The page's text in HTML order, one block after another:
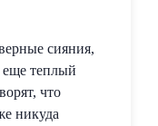
сияния,
еще теплый
что
никуда